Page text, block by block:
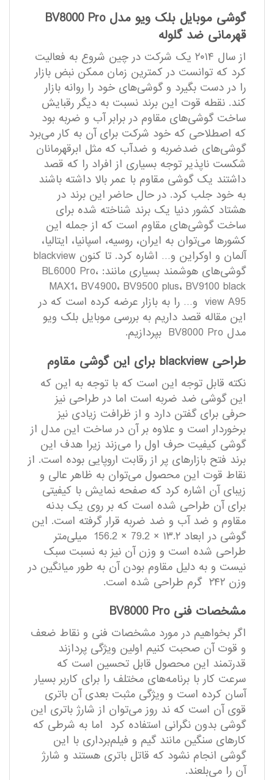
گوشی موبایل بلک ویو مدل BV8000 Pro
قهرمانی ضد گلوله
از سال ۲۰۱۴ یک شرکت در چین شروع به فعالیت
کرد که توانست در کمترین زمان ممکن نبض بازار
را در دست بگیرد و گوشی‌های خود را روانه بازار
کند. نقطه قوت این برند نسبت به دیگر رقبایش
ساخت گوشی‌های مقاوم در برابر آب و ضربه بود
که اصطلاحی که خود شرکت برای آن به کار می‌برد
گوشی‌های ضدضربه و ضدآب که مثل ابرقهرمانان
شکست ناپذیر توجه بسیاری از افراد را که قصد
داشتند یک گوشی مقاوم با عمر بالا داشته باشند
به خود جلب کرد. در حال حاضر این برند در
هشتاد کشور دنیا یک برند شناخته شده برای
ساخت گوشی‌های مقاوم است که از جمله این
کشورها می‌توان به ایران، روسیه، اسپانیا، ایتالیا،
آلمان و اوکراین و… اشاره کرد. تا کنون blackview
گوشی‌های هوشمند بسیاری مانند: BL6000 Pro،
MAX1، BV4900، BV9500 plus، BV9100 black
view A95 و… را به بازار عرضه کرده است که در
این مقاله قصد داریم به بررسی موبایل بلک ویو
مدل BV8000 Pro بپردازیم.
طراحی blackview برای این گوشی مقاوم
نکته قابل توجه این است که با توجه به این که
این گوشی ضد ضربه است اما در طراحی نیز
حرفی برای گفتن دارد و از ظرافت زیادی نیز
برخوردار است و علاوه بر آن در ساخت این مدل از
گوشی کیفیت حرف اول را می‌زند زیرا هدف این
برند فتح بازارهای پر از رقابت اروپایی بوده است. از
نقاط قوت این محصول می‌توان به ظاهر عالی و
زیبای آن اشاره کرد که صفحه نمایش با کیفیتی
برای آن طراحی شده است که بر روی یک بدنه
مقاوم و ضد آب و ضد ضربه قرار گرفته است. این
گوشی در ابعاد ۱۳.۲ × 79.2 × 156.2 میلی‌متر
طراحی شده است و وزن آن نیز به نسبت سبک
نیست و به دلیل مقاوم بودن آن به طور میانگین در
وزن ۲۴۲ گرم طراحی شده است.
مشخصات فنی BV8000 Pro
اگر بخواهیم در مورد مشخصات فنی و نقاط ضعف
و قوت آن صحبت کنیم اولین ویژگی پردازند
قدرتمند این محصول قابل تحسین است که
سرعت کار با برنامه‌های مختلف را برای کاربر بسیار
آسان کرده است و ویژگی مثبت بعدی آن باتری
قوی آن است که ند روز می‌توان از شارژ باتری این
گوشی بدون نگرانی استفاده کرد اما به شرطی که
کارهای سنگین مانند گیم و فیلم‌برداری با این
گوشی انجام نشود که قاتل باتری هستند و شارژ
آن را می‌بلعند.